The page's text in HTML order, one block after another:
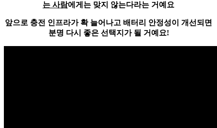
는 사람에게는 맞지 않는다라는 거예요
앞으로 충전 인프라가 확 늘어나고 배터리 안정성이 개선 되면
분명 다시 좋은 선택지가 될 거예요!